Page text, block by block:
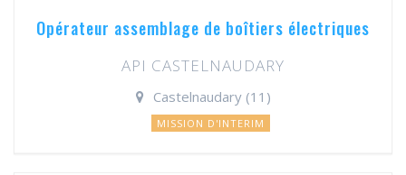
Opérateur assemblage de boîtiers électriques
API CASTELNAUDARY
Castelnaudary (11)
MISSION D'INTERIM